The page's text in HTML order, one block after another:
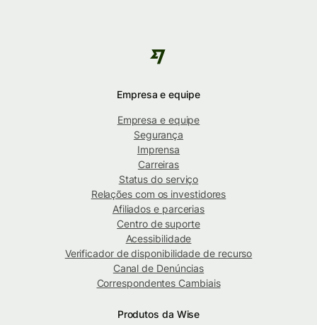
Empresa e equipe
Empresa e equipe
Segurança
Imprensa
Carreiras
Status do serviço
Relações com os investidores
Afiliados e parcerias
Centro de suporte
Acessibilidade
Verificador de disponibilidade de recurso
Canal de Denúncias
Correspondentes Cambiais
Produtos da Wise